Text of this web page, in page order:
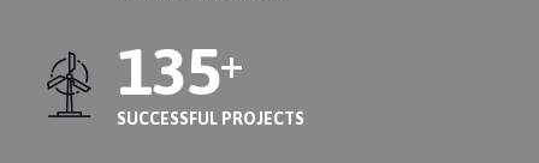
135
+
SUCCESSFUL PROJECTS